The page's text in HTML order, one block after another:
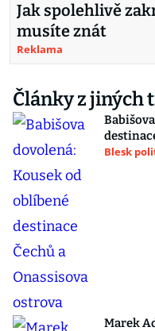
Jak spolehlivě
musíte znát
Reklama
Články z jiných
Blesk
Marek